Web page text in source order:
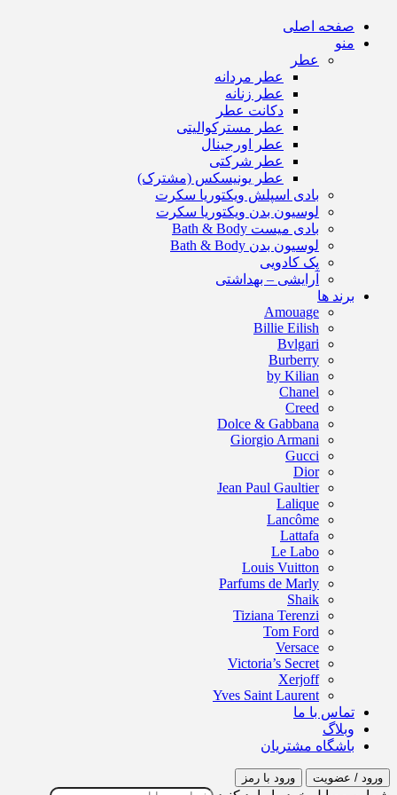
صفحه اصلی
عطر
عطر مردانه
عطر زنانه
دکانت عطر
عطر مسترکوالیتی
عطر اورجینال
عطر شرکتی
عطر یونیسکس (مشترک)
بادی اسپلش ویکتوریا سکرت
لوسیون بدن ویکتوریا سکرت
بادی میست Bath & Body
لوسیون بدن Bath & Body
پک کادویی
آرایشی – بهداشتی
برند ها
Amouage
Billie Eilish
Bvlgari
Burberry
by Kilian
Chanel
Creed
Dolce & Gabbana
Giorgio Armani
Gucci
Dior
Jean Paul Gaultier
Lalique
Lancôme
Lattafa
Le Labo
Louis Vuitton
Parfums de Marly
Shaik
Tiziana Terenzi
Tom Ford
Versace
Victoria’s Secret
Xerjoff
Yves Saint Laurent
تماس با ما
وبلاگ
باشگاه مشتریان
/ عضویت ورود با رمز